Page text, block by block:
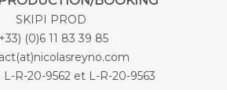
SKIPI PROD
(0)6 11 83 39 85
L-R-20-9562 et L-R-20-9563